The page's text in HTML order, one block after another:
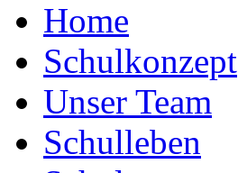
Home
Schulkonzept
Unser Team
Schulleben